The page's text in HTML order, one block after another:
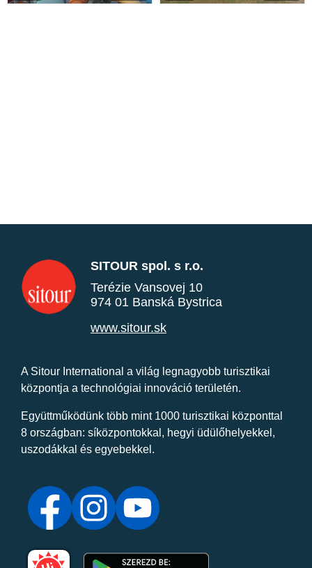
SITOUR spol. s r.o.
Terézie Vansovej 10
974 01 Banská Bystrica
www.sitour.sk
A Sitour International a világ legnagyobb turisztikai
központja a technológiai innováció területén.
Együttműködünk több mint 1000 turisztikai központtal
8 országban: síközpontokkal, hegyi üdülőhelyekkel,
uszodákkal és egyebekkel.